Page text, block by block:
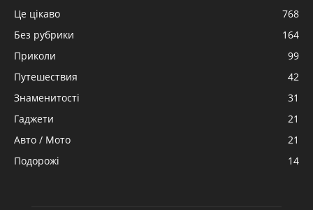
Це цікаво
768
Без рубрики
164
Приколи
99
Путешествия
42
Знаменитості
31
Гаджети
21
Авто / Мото
21
Подорожі
14